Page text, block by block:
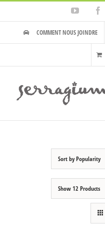
Skip
content
YouTube
COMMENT NOUS JOINDRE
Sort byPopularity
Show12 Products